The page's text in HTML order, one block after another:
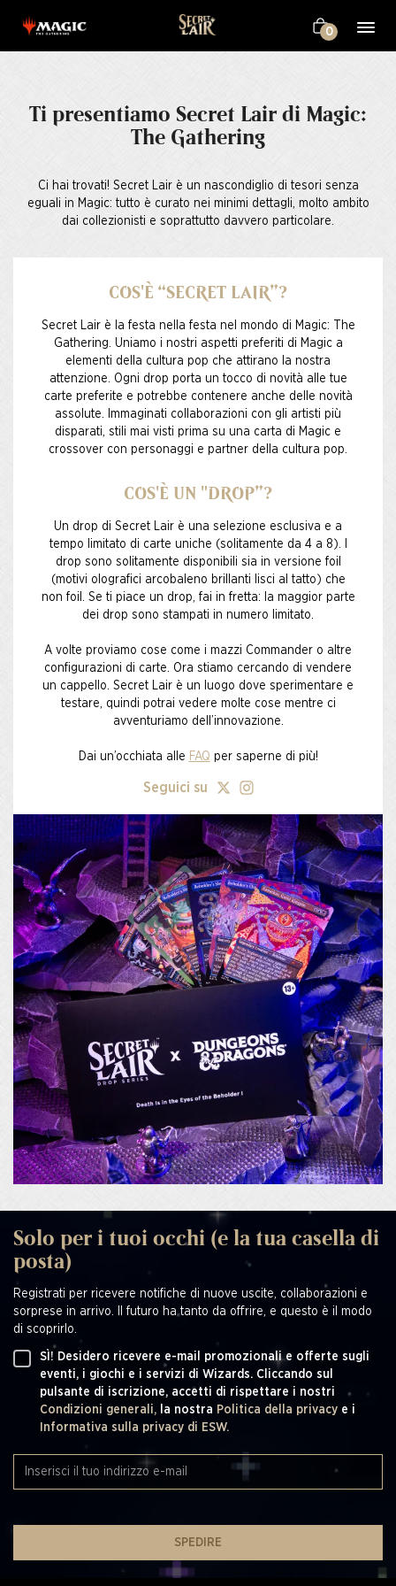
0
Ti presentiamo Secret Lair di Magic:
The Gathering
Ci hai trovati! Secret Lair è un nascondiglio di tesori senza
eguali in Magic: tutto è curato nei minimi dettagli, molto ambito
dai collezionisti e soprattutto davvero particolare.
COS'È “SECRET LAIR”?
Secret Lair è la festa nella festa nel mondo di Magic: The
Gathering. Uniamo i nostri aspetti preferiti di Magic a
elementi della cultura pop che attirano la nostra
attenzione. Ogni drop porta un tocco di novità alle tue
carte preferite e potrebbe contenere anche delle novità
assolute. Immaginati collaborazioni con gli artisti più
disparati, stili mai visti prima su una carta di Magic e
crossover con personaggi e partner della cultura pop.
COS'È UN "DROP”?
Un drop di Secret Lair è una selezione esclusiva e a
tempo limitato di carte uniche (solitamente da 4 a 8). I
drop sono solitamente disponibili sia in versione foil
(motivi olografici arcobaleno brillanti lisci al tatto) che
non foil. Se ti piace un drop, fai in fretta: la maggior parte
dei drop sono stampati in numero limitato.
A volte proviamo cose come i mazzi Commander o altre
configurazioni di carte. Ora stiamo cercando di vendere
un cappello. Secret Lair è un luogo dove sperimentare e
testare, quindi potrai vedere molte cose mentre ci
avventuriamo dell’innovazione.
Dai un’occhiata alle FAQ per saperne di più!
Seguici su
Solo per i tuoi occhi (e la tua casella di
posta)
Registrati per ricevere notifiche di nuove uscite, collaborazioni e
sorprese in arrivo. Il futuro ha tanto da offrire, e questo è il modo
di scoprirlo.
SÌ! Desidero ricevere e-mail promozionali e offerte sugli
eventi, i giochi e i servizi di Wizards. Cliccando sul
pulsante di iscrizione, accetti di rispettare i nostri
Condizioni generali,
la nostra Politica della privacy e i
Informativa sulla privacy di ESW.
SPEDIRE